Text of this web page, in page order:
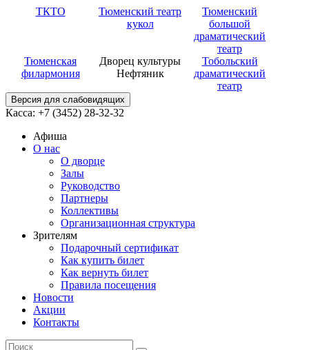
ТКТО
Тюменский театр
кукол
Тюменский
большой
драматический
театр
Тюменская
филармония
Дворец культуры
Нефтяник
Тобольский
драматический
театр
Версия для слабовидящих
Касса: +7 (3452) 28-32-32
Афиша
О нас
О дворце
Залы
Руководство
Партнеры
Коллективы
Организационная структура
Зрителям
Подарочный сертификат
Как купить билет
Как вернуть билет
Правила посещения
Новости
Акции
Контакты